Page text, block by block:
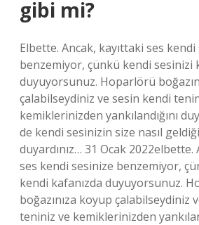
gibi mi?
Elbette. Ancak, kayıttaki ses
benzemiyor, çünkü kendi sesinizi
duyuyorsunuz. Hoparlörü
çalabilseydiniz ve sesin kendi
kemiklerinizden yankılandığını
de kendi sesinizin size nasıl
duyardınız… 31 Ocak 2022elbette.
ses kendi sesinize benzemiyor,
kendi kafanızda duyuyorsunuz.
boğazınıza koyup çalabilseydiniz
teniniz ve kemiklerinizden